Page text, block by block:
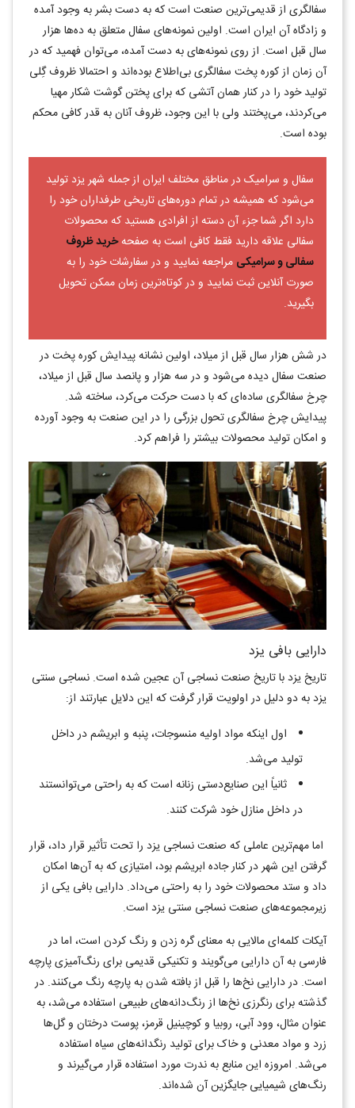
سفالگری از قدیمی‌ترین صنعت است که به دست بشر به وجود آمده
و زادگاه آن ایران است. اولین نمونه‌های سفال متعلق به ده‌ها هزار
سال قبل است. از روی نمونه‌های به دست‌ آمده، می‌توان فهمید که در
آن زمان از کوره پخت سفالگری بی‌اطلاع بوده‌اند و احتمالا ظروف گِلی
تولید خود را در کنار همان آتشی که برای پختن گوشت شکار مهیا
می‌کردند، می‌پختند ولی با این وجود، ظروف آنان به قدر کافی محکم
بوده است.
سفال و سرامیک در مناطق مختلف ایران از جمله شهر یزد تولید
می‌شود که همیشه در تمام دوره‌های تاریخی طرفداران خود را
دارد اگر شما جزء آن دسته از افرادی هستید که محصولات
سفالی علاقه دارید فقط کافی است به صفحهخرید ظروف
سفالی و سرامیکی مراجعه نمایید و در سفارشات خود را به
صورت آنلاین ثبت نمایید و در کوتاه‌ترین زمان ممکن تحویل
بگیرید.
در شش هزار سال قبل از میلاد، اولین نشانه پیدایش کوره پخت در
صنعت سفال دیده می‌شود و در سه هزار و پانصد سال قبل از میلاد،
چرخ سفالگری ساده‌ای که با دست حرکت می‌کرد، ساخته شد.
پیدایش چرخ سفالگری تحول بزرگی را در این صنعت به وجود آورده
و امکان تولید محصولات بیشتر را فراهم کرد.
دارایی بافی یزد
تاریخ یزد با تاریخ صنعت نساجی آن عجین شده است. نساجی سنتی
یزد به دو دلیل در اولویت قرار گرفت که این دلایل عبارتند از:
اول اینکه مواد اولیه منسوجات، پنبه و ابریشم در داخل
تولید می‌شد.
ثانیاً این صنایع‌دستی زنانه است که به راحتی می‌توانستند
در داخل منازل خود شرکت کنند.
اما مهم‌ترین عاملی که صنعت نساجی یزد را تحت تأثیر قرار داد، قرار
گرفتن این شهر در کنار جاده ابریشم بود، امتیازی که به ‌‌آن‌ها امکان
داد و ستد محصولات خود را به راحتی می‌داد. دارایی بافی یکی از
زیرمجموعه‌های صنعت نساجی سنتی یزد است.
آیکات کلمه‌ای مالایی به معنای گره زدن و رنگ کردن است، اما در
فارسی به آن دارایی می‌گویند و تکنیکی قدیمی برای رنگ‌آمیزی پارچه
است. در دارایی نخ‌ها را قبل از بافته شدن به پارچه رنگ ‌می‌کنند. در
گذشته برای رنگرزی نخ‌ها از رنگ‌دانه‌های طبیعی استفاده می‌شد، به
عنوان مثال، وود آبی، روبیا و کوچینیل قرمز، پوست درختان و گل‌ها
زرد و مواد معدنی و خاک برای تولید رنگدانه‌های سیاه استفاده
می‌شد. امروزه این منابع به ندرت مورد استفاده قرار می‌گیرند و
رنگ‌های شیمیایی جایگزین آن شده‌اند.